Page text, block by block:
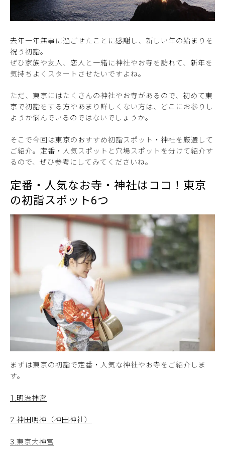
去年一年無事に過ごせたことに感謝し、新しい年の始まりを
祝う初詣。
ぜひ家族や友人、恋人と一緒に神社やお寺を訪れて、新年を
気持ちよくスタートさせたいですよね。
ただ、東京にはたくさんの神社やお寺があるので、初めて東
京で初詣をする方やあまり詳しくない方は、どこにお参りし
ようか悩んでいるのではないでしょうか。
そこで今回は東京のおすすめ初詣スポット・神社を厳選して
ご紹介。定番・人気スポットと穴場スポットを分けて紹介す
るので、ぜひ参考にしてみてくださいね。
定番・人気なお寺・神社はココ！東京
の初詣スポット6つ
まずは東京の初詣で定番・人気な神社やお寺をご紹介しま
す。
1.明治神宮
2.神田明神（神田神社）
3.東京大神宮